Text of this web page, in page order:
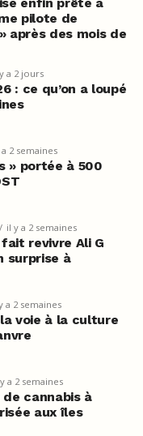
pilote de
après des mois de
a 2 jours
: ce qu’on a loupé
2 semaines
» portée à 500
il y a 2 semaines
revivre Ali G
surprise à
a 2 semaines
voie à la culture
a 2 semaines
cannabis à
aux îles